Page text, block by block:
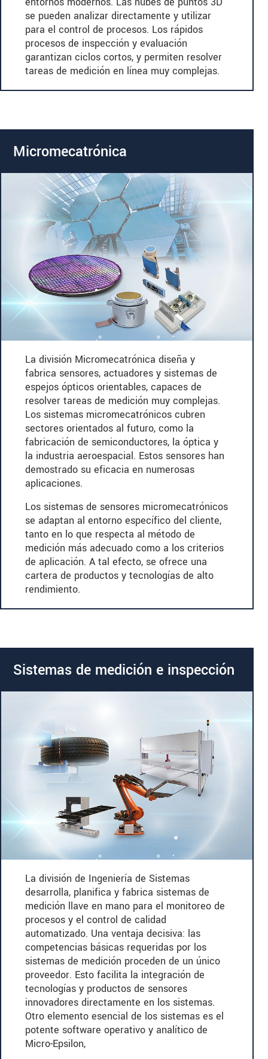
se pueden analizar directamente y utilizar
para el control de procesos. Los rápidos
procesos de inspección y evaluación
garantizan ciclos cortos, y permiten resolver
tareas de medición en línea muy complejas.
Micromecatrónica
La división Micromecatrónica diseña y
fabrica sensores, actuadores y sistemas de
espejos ópticos orientables, capaces de
resolver tareas de medición muy complejas.
Los sistemas micromecatrónicos cubren
sectores orientados al futuro, como la
fabricación de semiconductores, la óptica y
la industria aeroespacial. Estos sensores han
demostrado su eficacia en numerosas
aplicaciones.
Los sistemas de sensores micromecatrónicos
se adaptan al entorno específico del cliente,
tanto en lo que respecta al método de
medición más adecuado como a los criterios
de aplicación. A tal efecto, se ofrece una
cartera de productos y tecnologías de alto
rendimiento.
Sistemas de medición e inspección
La división de Ingeniería de Sistemas
desarrolla, planifica y fabrica sistemas de
medición llave en mano para el monitoreo de
procesos y el control de calidad
automatizado. Una ventaja decisiva: las
competencias básicas requeridas por los
sistemas de medición proceden de un único
proveedor. Esto facilita la integración de
tecnologías y productos de sensores
innovadores directamente en los sistemas.
Otro elemento esencial de los sistemas es el
potente software operativo y analítico de
Micro-Epsilon,